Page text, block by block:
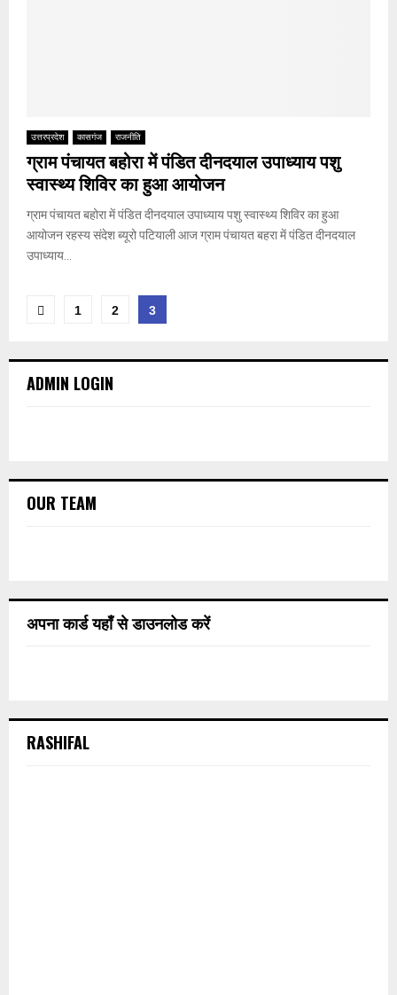
उत्तरप्रदेश कासगंज राजनीति
ग्राम पंचायत बहोरा में पंडित दीनदयाल उपाध्याय पशु
स्वास्थ्य शिविर का हुआ आयोजन
ग्राम पंचायत बहोरा में पंडित दीनदयाल उपाध्याय पशु स्वास्थ्य शिविर का हुआ
आयोजन रहस्य संदेश ब्यूरो पटियाली आज ग्राम पंचायत बहरा में पंडित दीनदयाल
उपाध्याय...
1 2 3
ADMIN LOGIN
OUR TEAM
अपना कार्ड यहाँ से डाउनलोड करें
RASHIFAL